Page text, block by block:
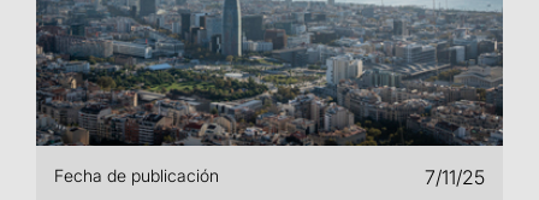
Fecha de publicación
7/11/25